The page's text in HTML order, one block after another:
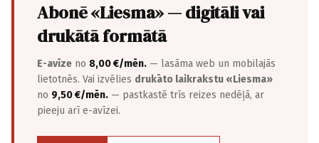
Abonē «Liesma» — digitāli vai
drukātā formātā
E-avīze no 8,00 €/mēn. — lasāma web un mobilajās
lietotnēs. Vai izvēlies drukāto laikrakstu «Liesma»
no 9,50 €/mēn. — pastkastē trīs reizes nedēļā, ar
pieeju arī e-avīzei.